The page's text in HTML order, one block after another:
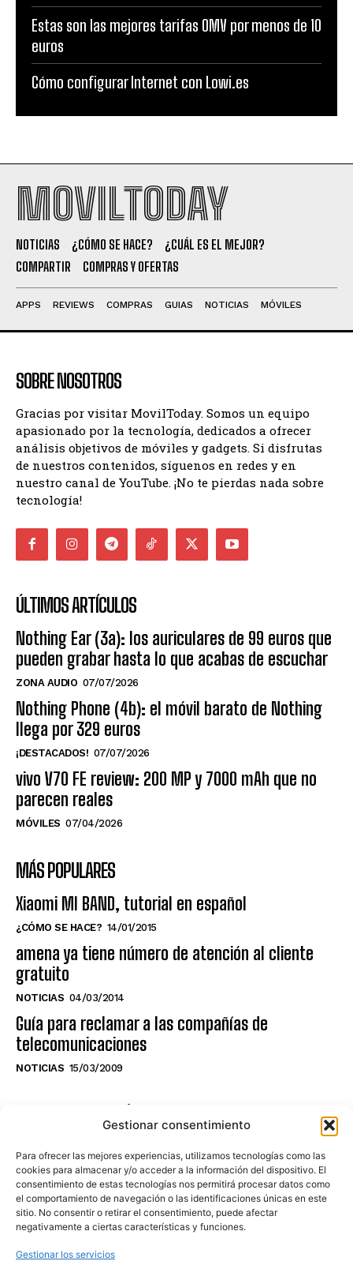
Gestionar consentimiento
Para ofrecer las mejores experiencias, utilizamos tecnologías como las
cookies para almacenar y/o acceder a la información del dispositivo. El
consentimiento de estas tecnologías nos permitirá procesar datos como
el comportamiento de navegación o las identificaciones únicas en este
sitio. No consentir o retirar el consentimiento, puede afectar
negativamente a ciertas características y funciones.
Gestionar los servicios
Estas son las mejores tarifas OMV por menos de 10
euros
Cómo configurar Internet con Lowi.es
MOVILTODAY
NOTICIAS ¿CÓMO SE HACE?
¿CUÁL ES EL MEJOR?
COMPARTIR
COMPRAS Y OFERTAS
APPS REVIEWS COMPRAS GUIAS NOTICIAS MÓVILES
SOBRE NOSOTROS
Gracias por visitar MovilToday. Somos un equipo
apasionado por la tecnología, dedicados a ofrecer
análisis objetivos de móviles y gadgets. Si disfrutas
de nuestros contenidos, síguenos en redes y en
nuestro canal de YouTube. ¡No te pierdas nada sobre
tecnología!
ÚLTIMOS ARTÍCULOS
Nothing Ear (3a): los auriculares de 99 euros que
pueden grabar hasta lo que acabas de escuchar
ZONA AUDIO 07/07/2026
Nothing Phone (4b): el móvil barato de Nothing
llega por 329 euros
¡DESTACADOS! 07/07/2026
vivo V70 FE review: 200 MP y 7000 mAh que no
parecen reales
MÓVILES 07/04/2026
MÁS POPULARES
Xiaomi MI BAND, tutorial en español
¿CÓMO SE HACE? 14/01/2015
amena ya tiene número de atención al cliente
gratuito
NOTICIAS 04/03/2014
Guía para reclamar a las compañías de
telecomunicaciones
NOTICIAS 15/03/2009
NO TE PIERDAS LO ÚLTIMO DEL CANAL
Haz clic en «Estoy de acuerdo» para
activar Youtube
POLÍTICA DE COOKIES